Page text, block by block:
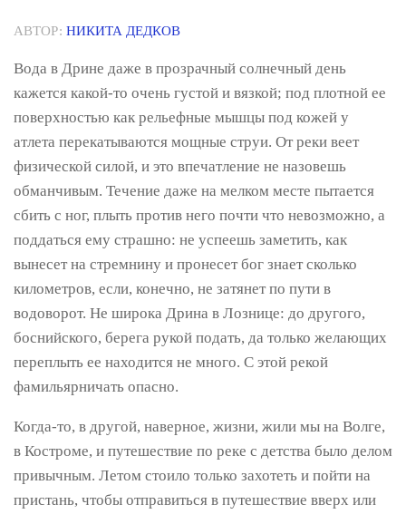
АВТОР: НИКИТА ДЕДКОВ
Вода в Дрине даже в прозрачный солнечный день
кажется какой-то очень густой и вязкой; под плотной ее
поверхностью как рельефные мышцы под кожей у
атлета перекатываются мощные струи. От реки веет
физической силой, и это впечатление не назовешь
обманчивым. Течение даже на мелком месте пытается
сбить с ног, плыть против него почти что невозможно, а
поддаться ему страшно: не успеешь заметить, как
вынесет на стремнину и пронесет бог знает сколько
километров, если, конечно, не затянет по пути в
водоворот. Не широка Дрина в Лознице: до другого,
боснийского, берега рукой подать, да только желающих
переплыть ее находится не много. С этой рекой
фамильярничать опасно.
Когда-то, в другой, наверное, жизни, жили мы на Волге,
в Костроме, и путешествие по реке с детства было делом
привычным. Летом стоило только захотеть и пойти на
пристань, чтобы отправиться в путешествие вверх или